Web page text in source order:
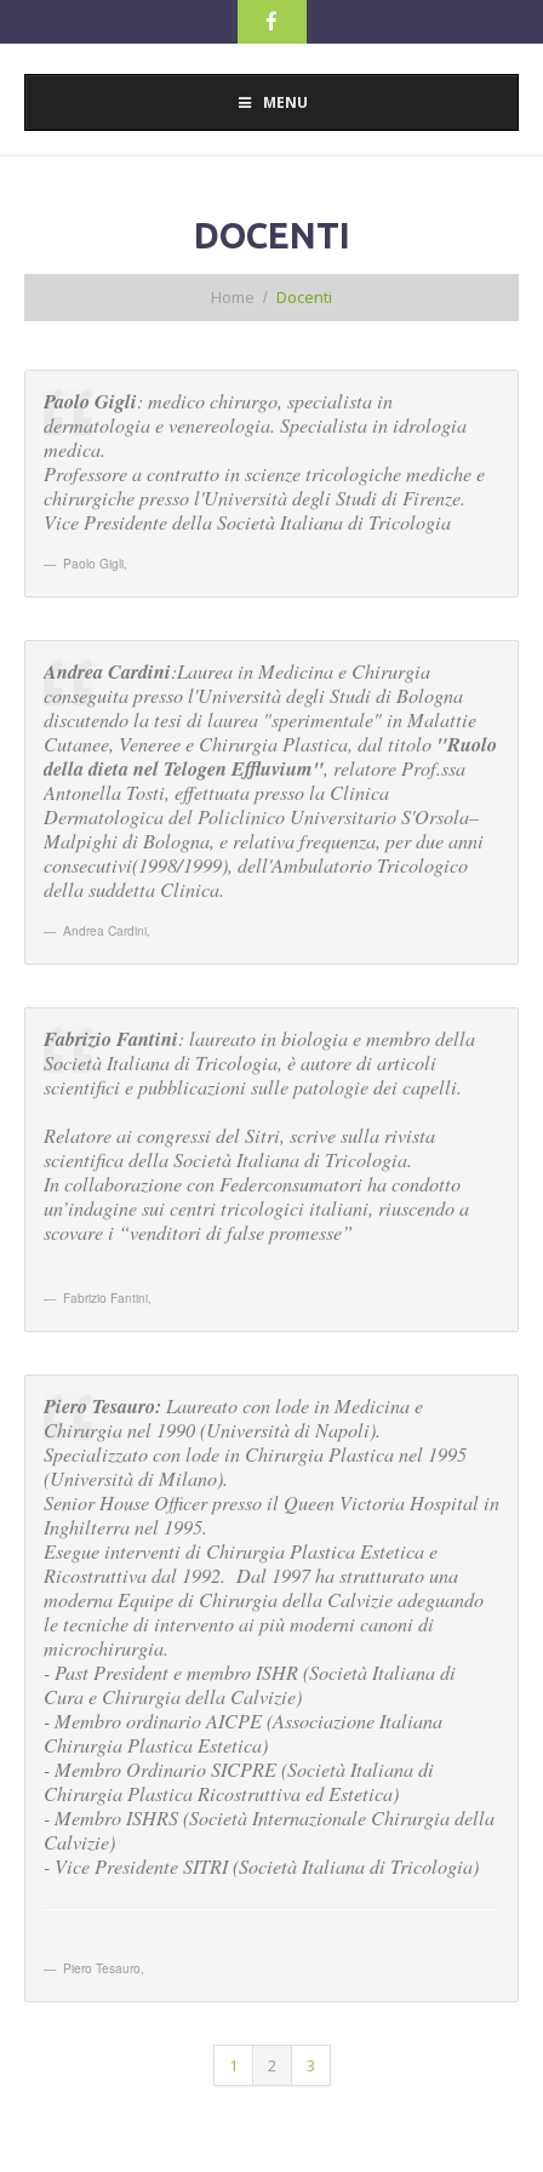
MENU
DOCENTI
Home Docenti
Paolo Gigli: medico chirurgo, specialista in
dermatologia e venereologia. Specialista in idrologia
medica.
Professore a contratto in scienze tricologiche mediche e
chirurgiche presso l'Università degli Studi di Firenze.
Vice Presidente della Società Italiana di Tricologia
Paolo Gigli,
Andrea Cardini:Laurea in Medicina e Chirurgia
conseguita presso l'Università degli Studi di Bologna
discutendo la tesi di laurea "sperimentale" in Malattie
Cutanee, Veneree e Chirurgia Plastica, dal titolo "Ruolo
della dieta nel Telogen Effluvium", relatore Prof.ssa
Antonella Tosti, effettuata presso la Clinica
Dermatologica del Policlinico Universitario S'Orsola–
Malpighi di Bologna, e relativa frequenza, per due anni
consecutivi(1998/1999), dell'Ambulatorio Tricologico
della suddetta Clinica.
Andrea Cardini,
Fabrizio Fantini: laureato in biologia e membro della
Società Italiana di Tricologia, è autore di articoli
scientifici e pubblicazioni sulle patologie dei capelli.
Relatore ai congressi del Sitri, scrive sulla rivista
scientifica della Società Italiana di Tricologia.
In collaborazione con Federconsumatori ha condotto
un’indagine sui centri tricologici italiani, riuscendo a
scovare i “venditori di false promesse”
Fabrizio Fantini,
Piero Tesauro: Laureato con lode in Medicina e
Chirurgia nel 1990 (Università di Napoli).
Specializzato con lode in Chirurgia Plastica nel 1995
(Università di Milano).
Senior House Officer presso il Queen Victoria Hospital in
Inghilterra nel 1995.
Esegue interventi di Chirurgia Plastica Estetica e
Ricostruttiva dal 1992. Dal 1997 ha strutturato una
moderna Equipe di Chirurgia della Calvizie adeguando
le tecniche di intervento ai più moderni canoni di
microchirurgia.
- Past President e membro ISHR (Società Italiana di
Cura e Chirurgia della Calvizie)
- Membro ordinario AICPE (Associazione Italiana
Chirurgia Plastica Estetica)
- Membro Ordinario SICPRE (Società Italiana di
Chirurgia Plastica Ricostruttiva ed Estetica)
- Membro ISHRS (Società Internazionale Chirurgia della
Calvizie)
- Vice Presidente SITRI (Società Italiana di Tricologia)
Piero Tesauro,
1 2 3